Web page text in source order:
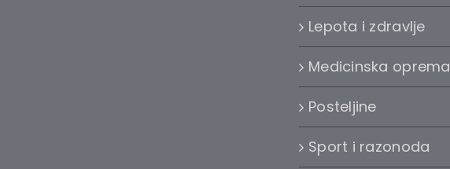
Lepota i zdravlje
Medicinska oprema
Posteljine
Sport i razonoda